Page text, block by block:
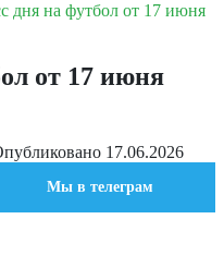
дня на футбол от 17 июня
от 17 июня
17.06.2026
Мы в телеграм